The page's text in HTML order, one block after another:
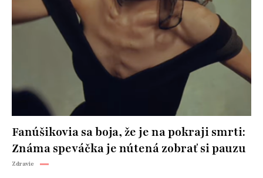
Fanúšikovia sa boja, že je na pokraji smrti:
Známa speváčka je nútená zobrať si pauzu
Zdravie